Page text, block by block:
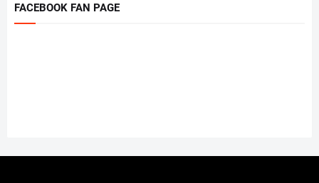
FACEBOOK FAN PAGE